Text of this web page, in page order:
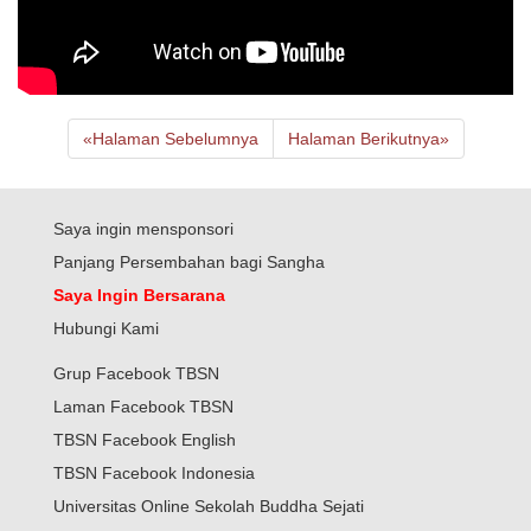
«Halaman Sebelumnya Halaman Berikutnya»
Saya ingin mensponsori
Panjang Persembahan bagi Sangha
Saya Ingin Bersarana
Hubungi Kami
Grup Facebook TBSN
Laman Facebook TBSN
TBSN Facebook English
TBSN Facebook Indonesia
Universitas Online Sekolah Buddha Sejati